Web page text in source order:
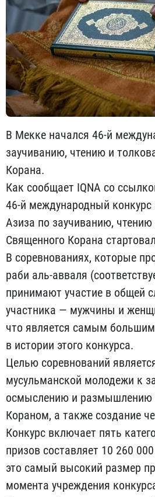
В Мекке начался 46-й
заучиванию, чтению и
Корана.
Как сообщает IQNA со
46-й международный
Азиза по заучиванию,
Священного Корана
В соревнованиях, которые
раби аль-авваля
принимают участие в общей
участника — мужчины и
что является самым
в истории этого конкурса.
Целью соревнований
мусульманской молодежи к
осмыслению и
Кораном, а также создание
Конкурс включает пять
призов составляет 10 260
это самый высокий размер
момента учреждения